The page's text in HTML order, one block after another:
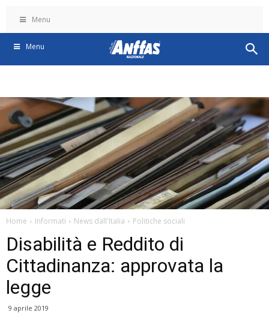
Menu
Menu
Home Informati News dall'Italia Politiche sociali
Disabilità e Reddito di
Cittadinanza: approvata la
legge
9 aprile 2019